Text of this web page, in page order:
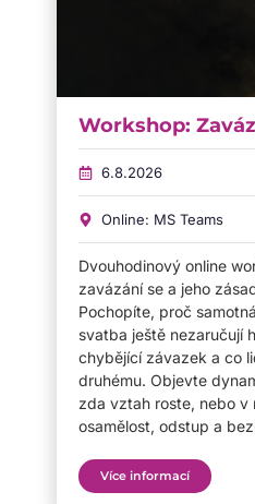
Workshop:
6.8.2026
Online: MS Teams
Dvouhodinový online
zavázání se a jeho
Pochopíte, proč
svatba ještě nezaručují
chybějící závazek a co
druhému. Objevte
zda vztah roste, nebo v
osamělost, odstup a
Více informací